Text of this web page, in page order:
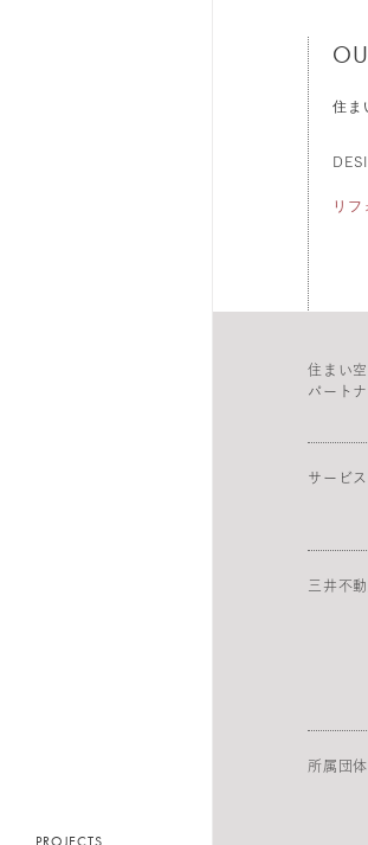
ESG/
住ま
リフ
住まい
パート
サービ
三井不
所属団体